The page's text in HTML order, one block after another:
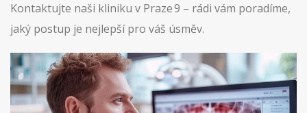
Kontaktujte naši kliniku v Praze 9 – rádi vám poradíme,
jaký postup je nejlepší pro váš úsměv.